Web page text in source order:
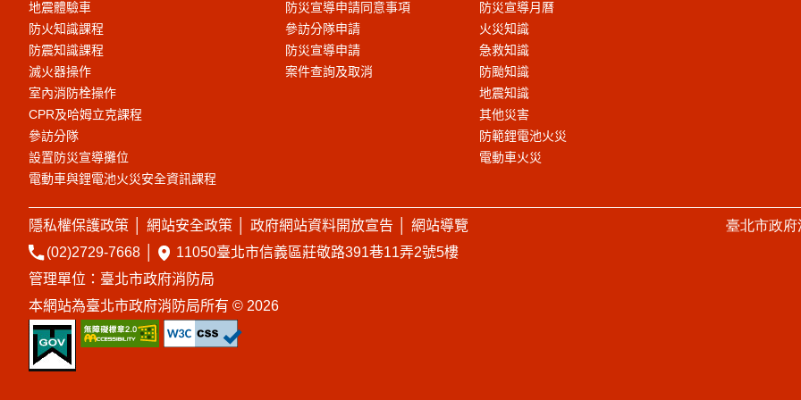
地震體驗車
防火知識課程
防震知識課程
滅火器操作
室內消防栓操作
CPR及哈姆立克課程
參訪分隊
設置防災宣導攤位
電動車與鋰電池火災安全資訊課程
防災宣導申請同意事項
參訪分隊申請
防災宣導申請
案件查詢及取消
防災宣導月曆
火災知識
急救知識
防颱知識
地震知識
其他災害
防範鋰電池火災
電動車火災
隱私權保護政策 網站安全政策 政府網站資料開放宣告
網站導覽
(02)2729-7668
11050臺北市信義區莊敬路391巷11弄2號5樓
管理單位：臺北市政府消防局
本網站為臺北市政府消防局所有 © 2026
臺北市政府